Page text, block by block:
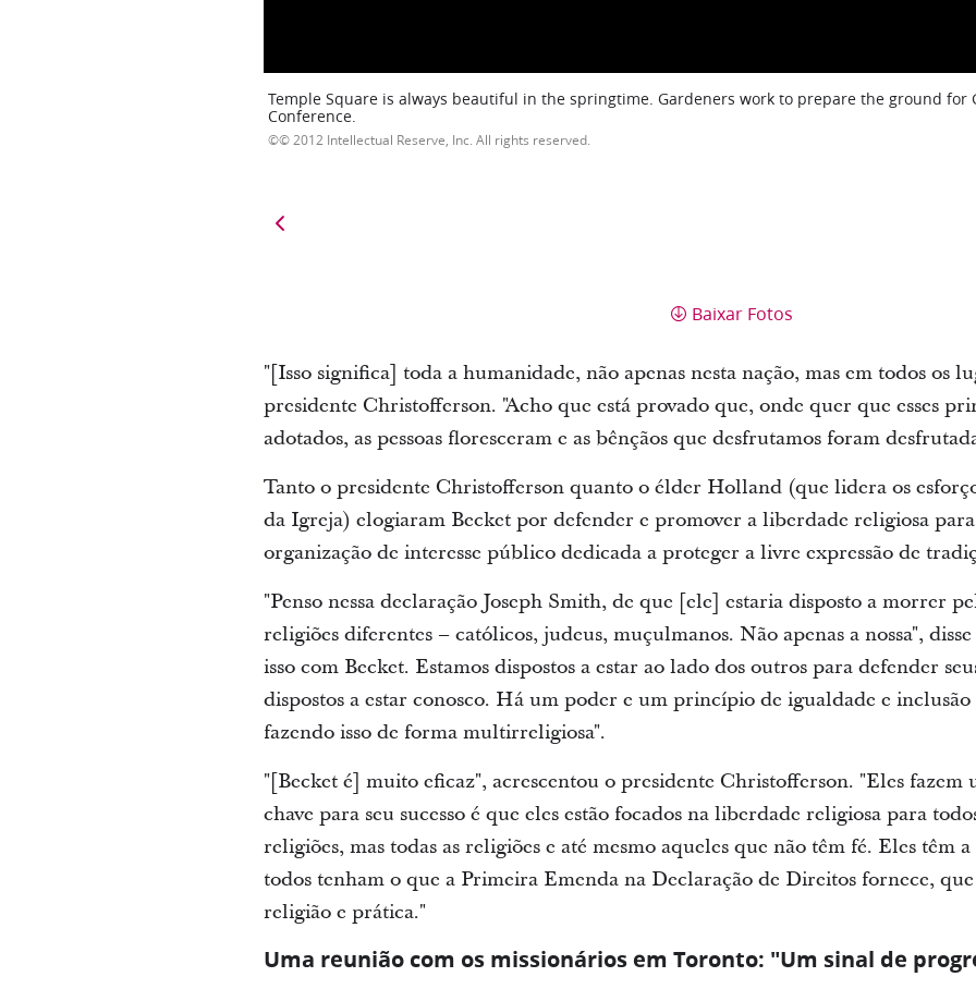
Temple Square is always beautiful in the springtime. Gardeners work to prepare the ground for
Conference.
© 2012 Intellectual Reserve, Inc. All rights reserved.
Baixar Fotos
"[Isso significa] toda a humanidade, não apenas nesta nação, mas em todos os
presidente Christofferson. "Acho que está provado que, onde quer que esses
adotados, as pessoas floresceram e as bênçãos que desfrutamos foram
Tanto o presidente Christofferson quanto o élder Holland (que lidera os
da Igreja) elogiaram Becket por defender e promover a liberdade religiosa
organização de interesse público dedicada a proteger a livre expressão de
"Penso nessa declaração Joseph Smith, de que [ele] estaria disposto a morrer
religiões diferentes – católicos, judeus, muçulmanos. Não apenas a nossa",
isso com Becket. Estamos dispostos a estar ao lado dos outros para defender
dispostos a estar conosco. Há um poder e um princípio de igualdade e inclusão
fazendo isso de forma multirreligiosa".
"[Becket é] muito eficaz", acrescentou o presidente Christofferson. "Eles
chave para seu sucesso é que eles estão focados na liberdade religiosa para
religiões, mas todas as religiões e até mesmo aqueles que não têm fé. Eles têm
todos tenham o que a Primeira Emenda na Declaração de Direitos fornece,
religião e prática."
Uma reunião com os missionários em Toronto: "Um sinal de